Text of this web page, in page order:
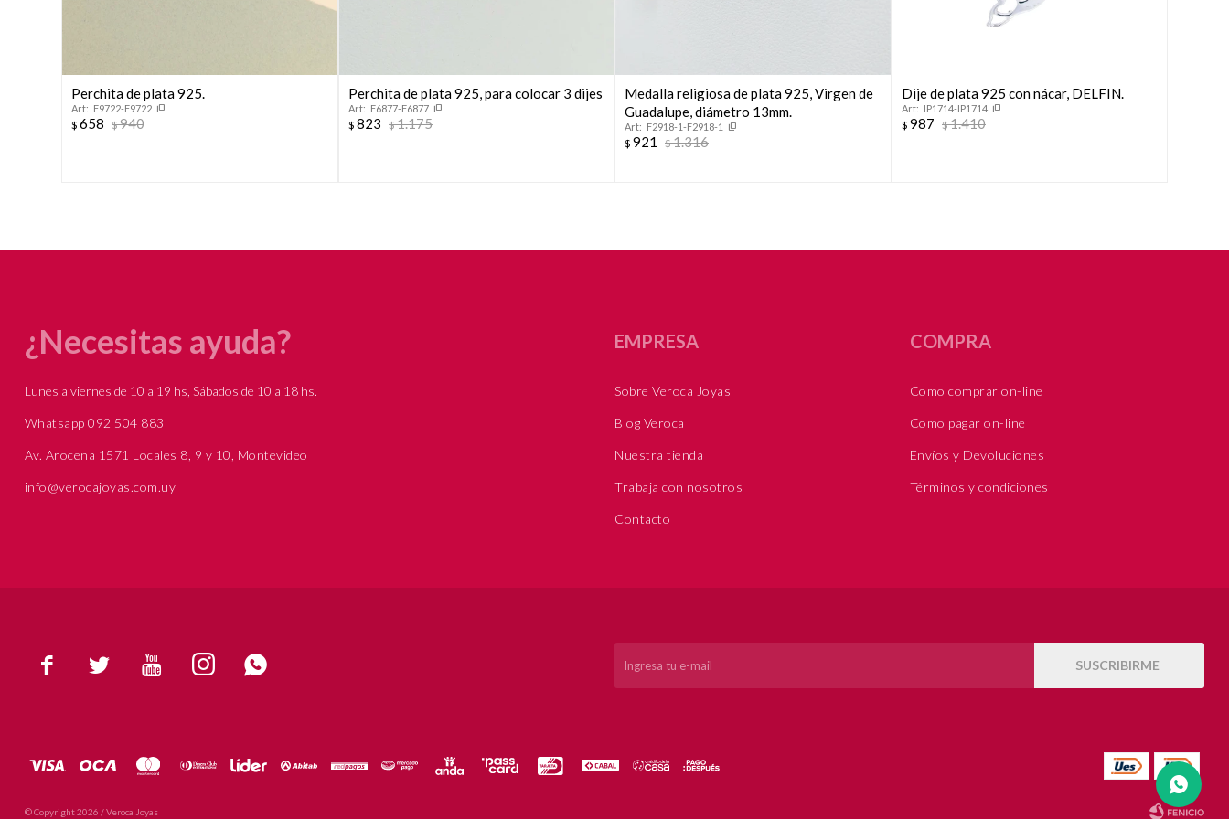
Perchita de plata 925.
F9722-F9722
$ 658 $940
Perchita de plata 925, para colocar 3 dijes
F6877-F6877
$ 823 $1.175
Medalla religiosa de plata 925, Virgen de
Guadalupe, diámetro 13mm.
F2918-1-F2918-1
$ 921 $1.316
Dije de plata 925 con nácar, DELFIN.
IP1714-IP1714
$ 987 $1.410
     SUSCRIBIRME
¿Necesitas ayuda?
Lunes a viernes de 10 a 19 hs, Sábados de 10 a 18 hs.
Whatsapp 092 504 883
Av. Arocena 1571 Locales 8, 9 y 10, Montevideo
info@verocajoyas.com.uy
EMPRESA
Sobre Veroca Joyas
Blog Veroca
Nuestra tienda
Trabaja con nosotros
Contacto
COMPRA
Como comprar on-line
Como pagar on-line
Envíos y Devoluciones
Términos y condiciones
© Copyright 2026 / Veroca Joyas